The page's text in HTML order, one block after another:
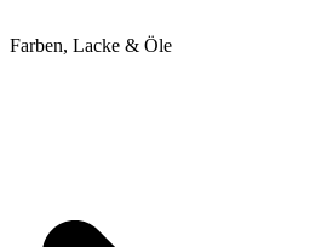
Farben, Lacke & Öle